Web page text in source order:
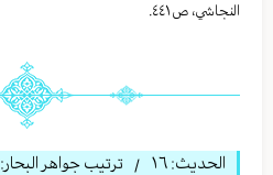
النجاشي، ص٤٤١.
الحديث: ١٦ / ترتيب جواهر البحار: